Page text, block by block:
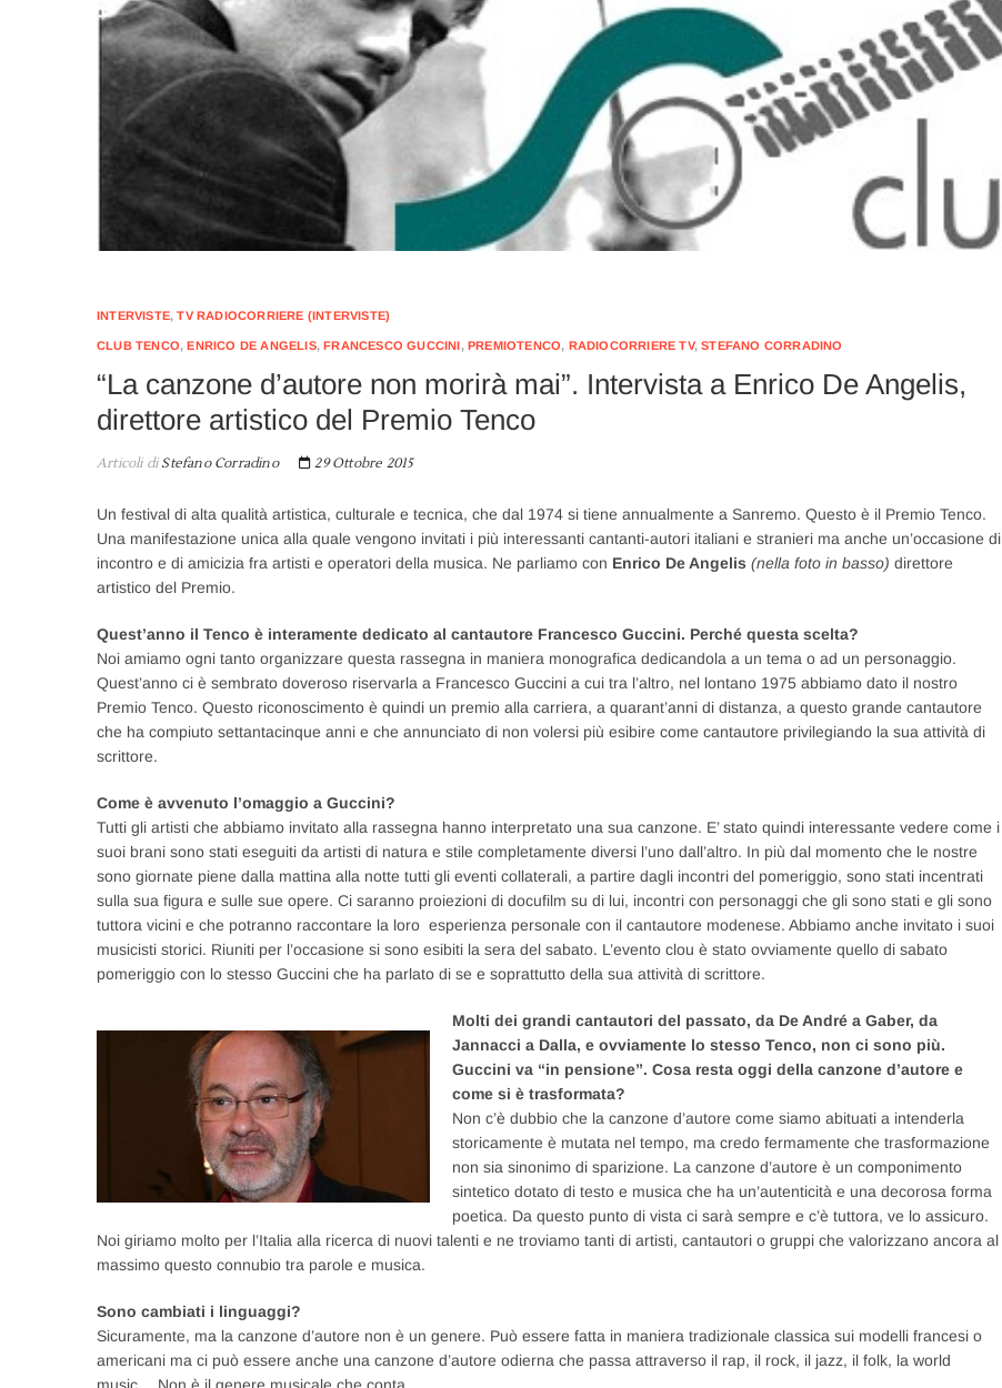
INTERVISTE,TV RADIOCORRIERE (INTERVISTE)
CLUB TENCO,ENRICO DE ANGELIS,FRANCESCO GUCCINI,PREMIOTENCO, RADIOCORRIERE TV,STEFANO CORRADINO
“La canzone d’autore non morirà mai”. Intervista a Enrico De Angelis,
direttore artistico del Premio Tenco
Articoli diStefano Corradino 29 Ottobre 2015
Un festival di alta qualità artistica, culturale e tecnica, che dal 1974 si tiene annualmente a Sanremo. Questo è il Premio Tenco.
Una manifestazione unica alla quale vengono invitati i più interessanti cantanti-autori italiani e stranieri ma anche un’occasione di
incontro e di amicizia fra artisti e operatori della musica. Ne parliamo con Enrico De Angelis (nella foto in basso) direttore
artistico del Premio.
Quest’anno il Tenco è interamente dedicato al cantautore Francesco Guccini. Perché questa scelta?
Noi amiamo ogni tanto organizzare questa rassegna in maniera monografica dedicandola a un tema o ad un personaggio.
Quest’anno ci è sembrato doveroso riservarla a Francesco Guccini a cui tra l’altro, nel lontano 1975 abbiamo dato il nostro
Premio Tenco. Questo riconoscimento è quindi un premio alla carriera, a quarant’anni di distanza, a questo grande cantautore
che ha compiuto settantacinque anni e che annunciato di non volersi più esibire come cantautore privilegiando la sua attività di
scrittore.
Come è avvenuto l’omaggio a Guccini?
Tutti gli artisti che abbiamo invitato alla rassegna hanno interpretato una sua canzone. E’ stato quindi interessante vedere come i
suoi brani sono stati eseguiti da artisti di natura e stile completamente diversi l’uno dall’altro. In più dal momento che le nostre
sono giornate piene dalla mattina alla notte tutti gli eventi collaterali, a partire dagli incontri del pomeriggio, sono stati incentrati
sulla sua figura e sulle sue opere. Ci saranno proiezioni di docufilm su di lui, incontri con personaggi che gli sono stati e gli sono
tuttora vicini e che potranno raccontare la loro esperienza personale con il cantautore modenese. Abbiamo anche invitato i suoi
musicisti storici. Riuniti per l’occasione si sono esibiti la sera del sabato. L’evento clou è stato ovviamente quello di sabato
pomeriggio con lo stesso Guccini che ha parlato di se e soprattutto della sua attività di scrittore.
Molti dei grandi cantautori del passato, da De André a Gaber, da
Jannacci a Dalla, e ovviamente lo stesso Tenco, non ci sono più.
Guccini va “in pensione”. Cosa resta oggi della canzone d’autore e
come si è trasformata?
Non c’è dubbio che la canzone d’autore come siamo abituati a intenderla
storicamente è mutata nel tempo, ma credo fermamente che trasformazione
non sia sinonimo di sparizione. La canzone d’autore è un componimento
sintetico dotato di testo e musica che ha un’autenticità e una decorosa forma
poetica. Da questo punto di vista ci sarà sempre e c’è tuttora, ve lo assicuro.
Noi giriamo molto per l’Italia alla ricerca di nuovi talenti e ne troviamo tanti di artisti, cantautori o gruppi che valorizzano ancora al
massimo questo connubio tra parole e musica.
Sono cambiati i linguaggi?
Sicuramente, ma la canzone d’autore non è un genere. Può essere fatta in maniera tradizionale classica sui modelli francesi o
americani ma ci può essere anche una canzone d’autore odierna che passa attraverso il rap, il rock, il jazz, il folk, la world
music… Non è il genere musicale che conta.